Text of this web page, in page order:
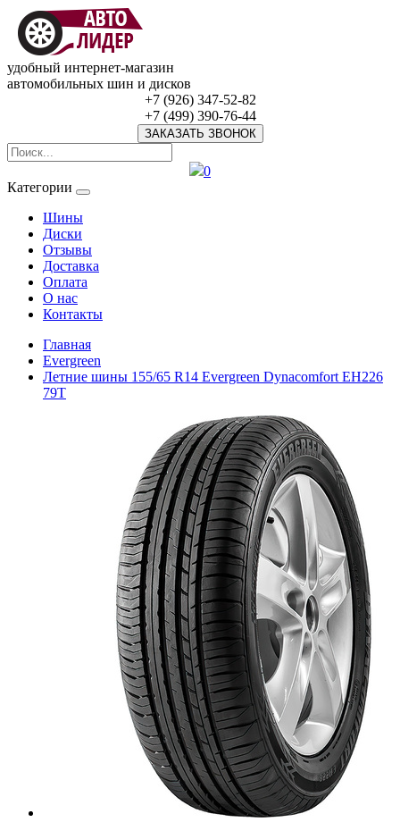
удобный интернет-магазин
автомобильных шин и дисков
+7 (926) 347-52-82
+7 (499) 390-76-44
ЗАКАЗАТЬ ЗВОНОК
0
Категории
Шины
Диски
Отзывы
Доставка
Оплата
О нас
Контакты
Главная
Evergreen
Летние шины 155/65 R14 Evergreen Dynacomfort EH226
79T